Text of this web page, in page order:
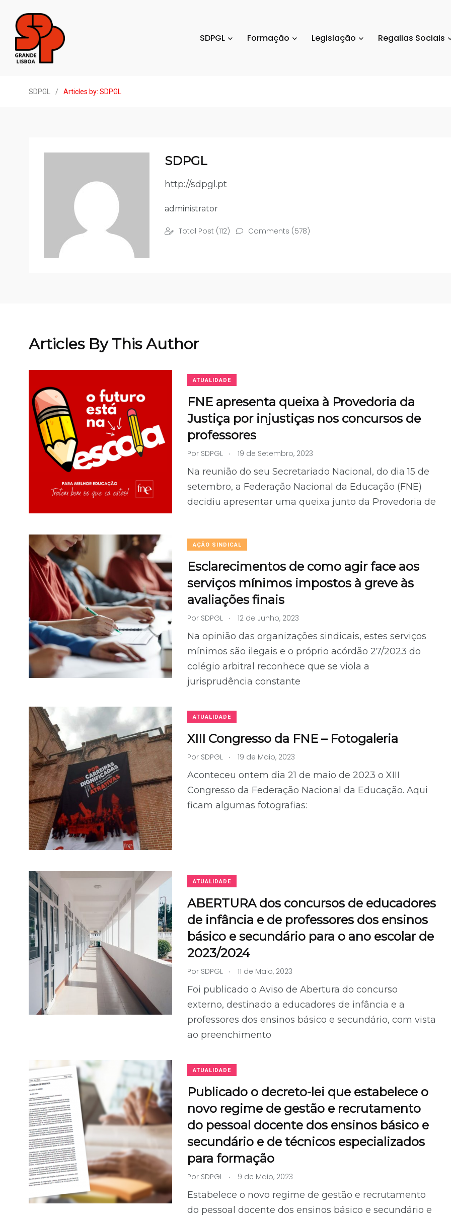
SDPGL Formação Legislação Regalias Sociais
SDPGL / Articles by: SDPGL
SDPGL
http://sdpgl.pt
administrator
Total Post (112) Comments (578)
Articles By This Author
ATUALIDADE
FNE apresenta queixa à Provedoria da
Justiça por injustiças nos concursos de
professores
Por SDPGL . 19 de Setembro, 2023
Na reunião do seu Secretariado Nacional, do dia 15 de
setembro, a Federação Nacional da Educação (FNE)
decidiu apresentar uma queixa junto da Provedoria de
AÇÃO SINDICAL
Esclarecimentos de como agir face aos
serviços mínimos impostos à greve às
avaliações finais
Por SDPGL . 12 de Junho, 2023
Na opinião das organizações sindicais, estes serviços
mínimos são ilegais e o próprio acórdão 27/2023 do
colégio arbitral reconhece que se viola a
jurisprudência constante
ATUALIDADE
XIII Congresso da FNE – Fotogaleria
Por SDPGL . 19 de Maio, 2023
Aconteceu ontem dia 21 de maio de 2023 o XIII
Congresso da Federação Nacional da Educação. Aqui
ficam algumas fotografias:
ATUALIDADE
ABERTURA dos concursos de educadores
de infância e de professores dos ensinos
básico e secundário para o ano escolar de
2023/2024
Por SDPGL . 11 de Maio, 2023
Foi publicado o Aviso de Abertura do concurso
externo, destinado a educadores de infância e a
professores dos ensinos básico e secundário, com vista
ao preenchimento
ATUALIDADE
Publicado o decreto-lei que estabelece o
novo regime de gestão e recrutamento
do pessoal docente dos ensinos básico e
secundário e de técnicos especializados
para formação
Por SDPGL . 9 de Maio, 2023
Estabelece o novo regime de gestão e recrutamento
do pessoal docente dos ensinos básico e secundário e